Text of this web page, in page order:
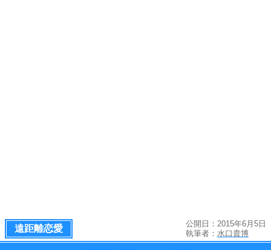
遠距離恋愛
公開日：2015年6月5日
執筆者： 水口貴博